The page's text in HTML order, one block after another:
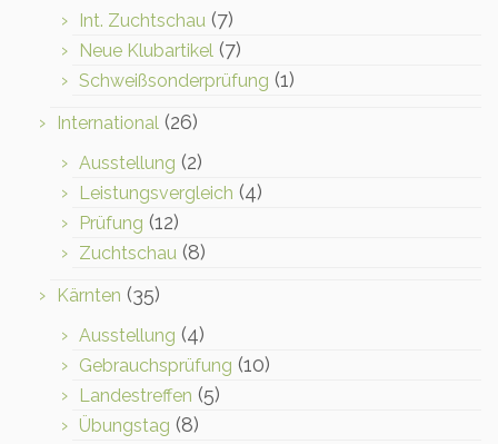
Int. Zuchtschau (7)
Neue Klubartikel (7)
Schweißsonderprüfung (1)
International (26)
Ausstellung (2)
Leistungsvergleich (4)
Prüfung (12)
Zuchtschau (8)
Kärnten (35)
Ausstellung (4)
Gebrauchsprüfung (10)
Landestreffen (5)
Übungstag (8)